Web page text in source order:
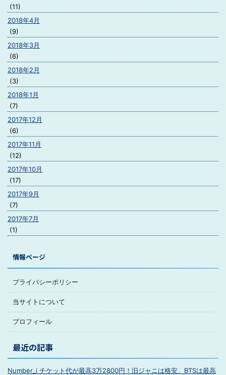
(11)
2018年4月
(9)
2018年3月
(6)
2018年2月
(3)
2018年1月
(7)
2017年12月
(6)
2017年11月
(12)
2017年10月
(17)
2017年9月
(7)
2017年7月
(1)
情報ページ
プライバシーポリシー
当サイトについて
プロフィール
最近の記事
Number_i チケット代が最高3万2800円！旧ジャニは格安、BTSは最高